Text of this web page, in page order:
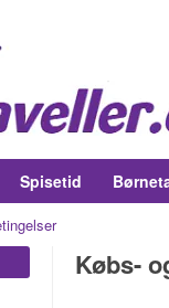
Spisetid
Købs-